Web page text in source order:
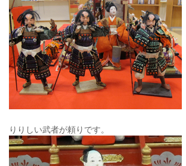
りりしい武者が頼りです。